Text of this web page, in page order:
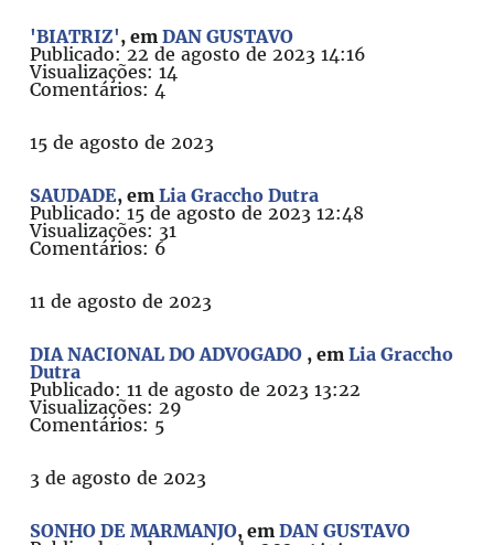
'BIATRIZ', emDAN GUSTAVO
Publicado: 22 de agosto de 2023 14:16
Visualizações: 14
Comentários: 4
15 de agosto de 2023
SAUDADE, emLia Graccho Dutra
Publicado: 15 de agosto de 2023 12:48
Visualizações: 31
Comentários: 6
11 de agosto de 2023
DIA NACIONAL DO ADVOGADO , emLia Graccho
Dutra
Publicado: 11 de agosto de 2023 13:22
Visualizações: 29
Comentários: 5
3 de agosto de 2023
SONHO DE MARMANJO, emDAN GUSTAVO